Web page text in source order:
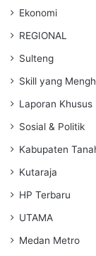
Ekonomi
REGIONAL
Sulteng
Skill yang
Laporan Khusus
Sosial & Politik
Kabupaten
Kutaraja
HP Terbaru
UTAMA
Medan Metro